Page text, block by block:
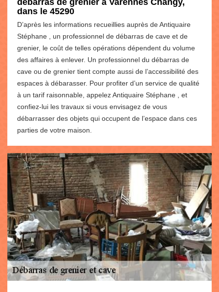
débarras de grenier à Varennes Changy,
dans le 45290
D’après les informations recueillies auprès de Antiquaire
Stéphane , un professionnel de débarras de cave et de
grenier, le coût de telles opérations dépendent du volume
des affaires à enlever. Un professionnel du débarras de
cave ou de grenier tient compte aussi de l’accessibilité des
espaces à débarasser. Pour profiter d’un service de qualité
à un tarif raisonnable, appelez Antiquaire Stéphane , et
confiez-lui les travaux si vous envisagez de vous
débarrasser des objets qui occupent de l’espace dans ces
parties de votre maison.